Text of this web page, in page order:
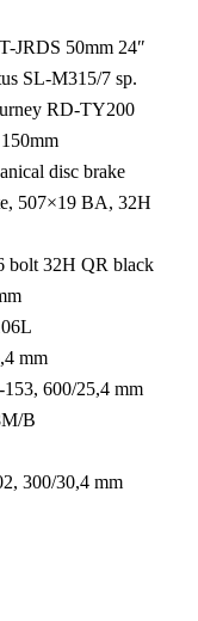
JRDS 50mm 24″
SL-M315/7 sp.
RD-TY200
disc brake
507×19 BA, 32H
bolt 32H QR black
mm
600/25,4 mm
B
300/30,4 mm